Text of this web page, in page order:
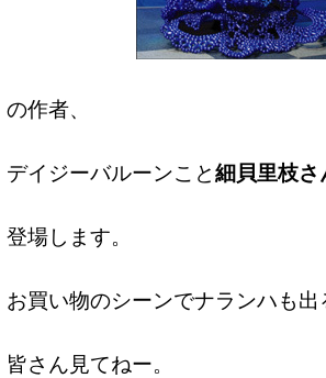
の作者、
デイジーバルーンこと細貝里枝さ
登場します。
お買い物のシーンでナランハも出
皆さん見てねー。